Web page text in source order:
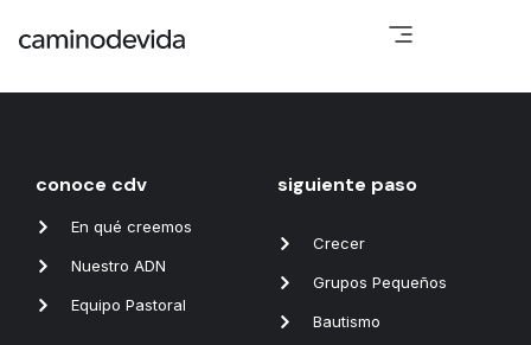
conoce cdv
En qué creemos
Nuestro ADN
Equipo Pastoral
siguiente paso
Crecer
Grupos Pequeños
Bautismo